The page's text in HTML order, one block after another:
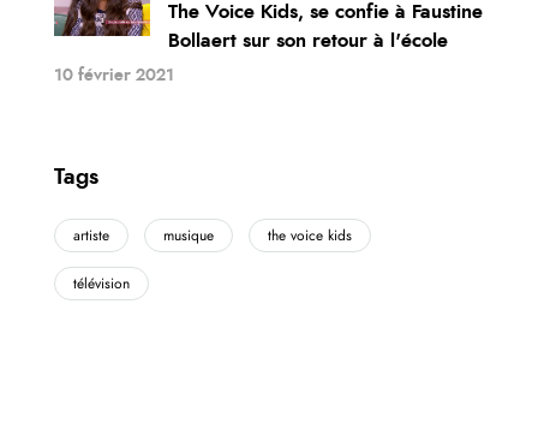
The Voice Kids, se confie à Faustine
Bollaert sur son retour à l'école
10 février 2021
Tags
artiste musique the voice kids
télévision